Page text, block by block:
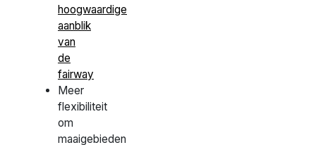
hoogwaardige
aanblik
van
de
fairway
Meer
flexibiliteit
om
maaigebieden